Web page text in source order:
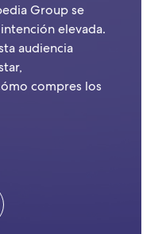
Group se
elevada.
audiencia
compres los